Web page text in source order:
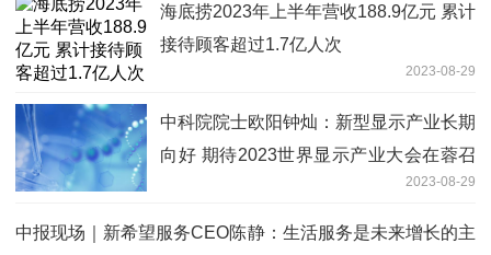
海底捞2023年上半年营收188.9亿元 累计
接待顾客超过1.7亿人次
2023-08-29
中科院院士欧阳钟灿：新型显示产业长期
向好 期待2023世界显示产业大会在蓉召
2023-08-29
中报现场｜新希望服务CEO陈静：生活服务是未来增长的主